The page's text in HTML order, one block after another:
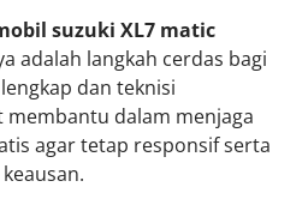
suzuki XL7 matic
adalah langkah cerdas bagi
dan teknisi
membantu dalam menjaga
agar tetap responsif serta